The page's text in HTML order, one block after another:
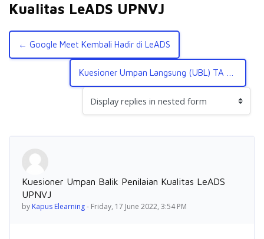
Kualitas LeADS UPNVJ
← Google Meet Kembali Hadir di LeADS
Display mode
Kuesioner Umpan Balik Penilaian Kualitas LeADS
UPNVJ
by Kapus Elearning- Friday, 17 June 2022, 3:54 PM
Number of replies: 0